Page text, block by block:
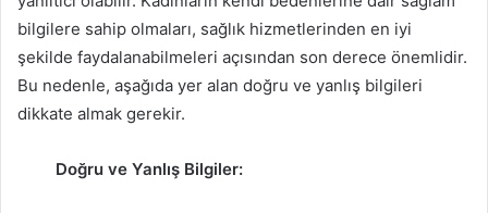
bilgilere sahip olmaları, sağlık hizmetlerinden en iyi
şekilde faydalanabilmeleri açısından son derece önemlidir.
Bu nedenle, aşağıda yer alan doğru ve yanlış bilgileri
dikkate almak gerekir.
Doğru ve Yanlış Bilgiler: